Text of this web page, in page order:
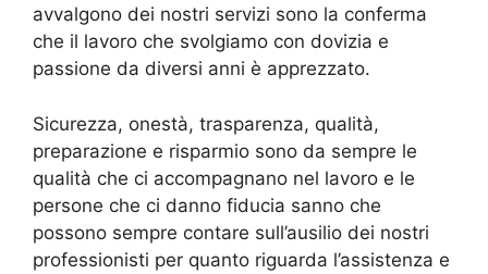
avvalgono dei nostri servizi sono la conferma
che il lavoro che svolgiamo con dovizia e
passione da diversi anni è apprezzato.
Sicurezza, onestà, trasparenza, qualità,
preparazione e risparmio sono da sempre le
qualità che ci accompagnano nel lavoro e le
persone che ci danno fiducia sanno che
possono sempre contare sull’ausilio dei nostri
professionisti per quanto riguarda l’assistenza e